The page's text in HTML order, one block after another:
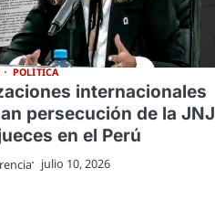
POLÍTICA
internacionales
persecución de la JNJ
en el Perú
julio 10, 2026